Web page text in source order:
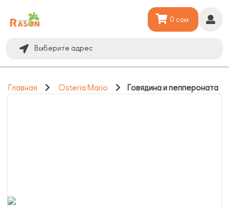
Выберите адрес
0 сом.
Главная Osteria Mario Говядина и пеппероната